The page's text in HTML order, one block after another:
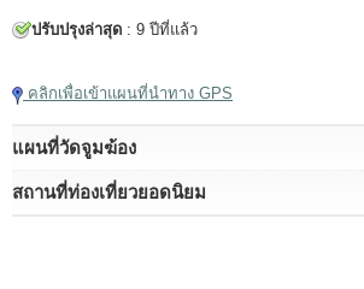
ปรับปรุงล่าสุด : 9 ปีที่แล้ว
คลิกเพื่อเข้าแผนที่นำทาง GPS
แผนที่วัดจูมฆ้อง
สถานที่ท่องเที่ยวยอดนิยม